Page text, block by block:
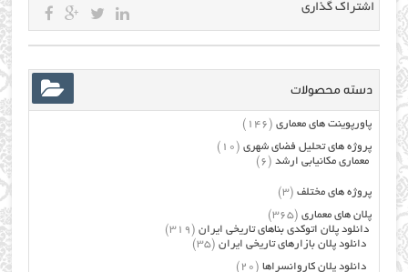
اشتراک گذاری
دسته محصولات
پاورپوینت های معماری (146)
پروژه های تحلیل فضای شهری (10)
معماری مکانیابی ارشد (6)
پروژه های مختلف (3)
پلان های معماری (365)
دانلود پلان اتوکدی بناهای تاریخی ایران (319)
دانلود پلان بازارهای تاریخی ایران (35)
دانلود پلان کاروانسراها (20)